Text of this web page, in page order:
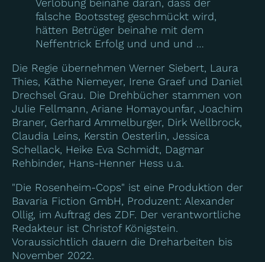
falsche Bootssteg geschmückt wird,
hätten Betrüger beinahe mit dem
Neffentrick Erfolg und und und …
Die Regie übernehmen Werner Siebert, Laura
Thies, Käthe Niemeyer, Irene Graef und Daniel
Drechsel Grau. Die Drehbücher stammen von
Julie Fellmann, Ariane Homayounfar, Joachim
Braner, Gerhard Ammelburger, Dirk Wellbrock,
Claudia Leins, Kerstin Oesterlin, Jessica
Schellack, Heike Eva Schmidt, Dagmar
Rehbinder, Hans-Henner Hess u.a.
"Die Rosenheim-Cops" ist eine Produktion der
Bavaria Fiction GmbH, Produzent: Alexander
Ollig, im Auftrag des ZDF. Der verantwortliche
Redakteur ist Christof Königstein.
Voraussichtlich dauern die Dreharbeiten bis
November 2022.